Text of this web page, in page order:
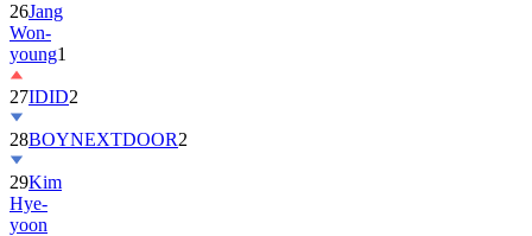
26Jang
Won-
young1
27IDID2
28BOYNEXTDOOR2
29Kim
Hye-
yoon